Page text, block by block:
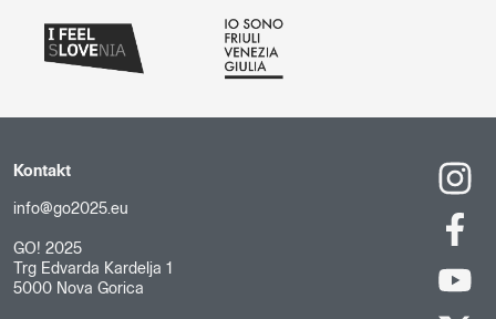
Kontakt
info@go2025.eu
GO! 2025
Trg Edvarda Kardelja 1
5000 Nova Gorica